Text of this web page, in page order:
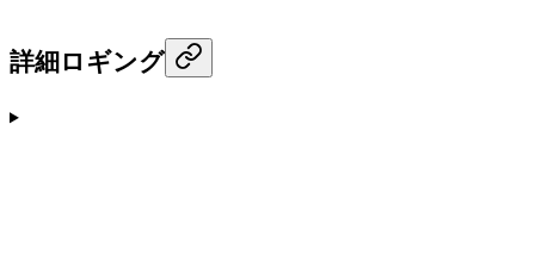
詳細ロギング